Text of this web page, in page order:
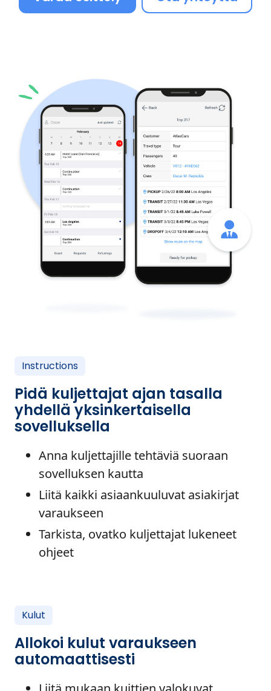
Instructions
Pidä kuljettajat ajan tasalla
yhdellä yksinkertaisella
sovelluksella
Anna kuljettajille tehtäviä suoraan
sovelluksen kautta
Liitä kaikki asiaankuuluvat asiakirjat
varaukseen
Tarkista, ovatko kuljettajat lukeneet
ohjeet
Kulut
Allokoi kulut varaukseen
automaattisesti